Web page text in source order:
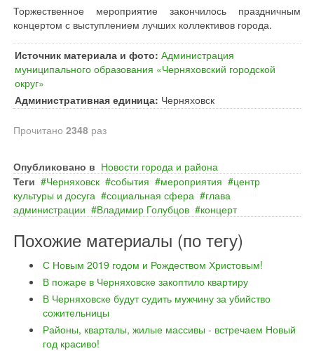
Торжественное мероприятие закончилось праздничным
концертом с выступлением лучших коллективов города.
Источник материала и фото: Администрация
муниципального образования «Черняховский городской
округ»
Административная единица: Черняховск
Прочитано 2348 раз
Опубликовано в Новости города и района
Теги
Черняховск события мероприятия
центр
культуры и досуга
социальная сфера
глава
администрации
Владимир Голубцов концерт
Похожие материалы (по тегу)
С Новым 2019 годом и Рождеством Христовым!
В пожаре в Черняховске закоптило квартиру
В Черняховске будут судить мужчину за убийство
сожительницы
Районы, кварталы, жилые массивы - встречаем Новый
год красиво!